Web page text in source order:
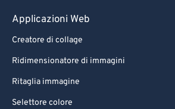
Applicazioni Web
Creatore di collage
Ridimensionatore di immagini
Ritaglia immagine
Selettore colore